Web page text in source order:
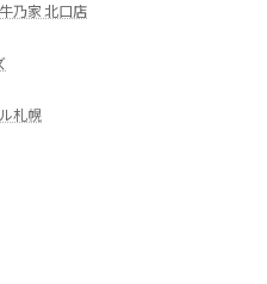
乃家 北口店
札幌